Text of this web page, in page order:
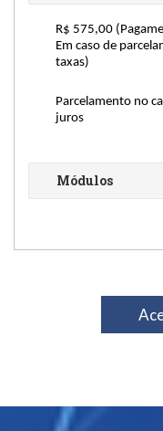
R$ 575,00
Em caso de
taxas)
Parcelamento no
juros
Módulos